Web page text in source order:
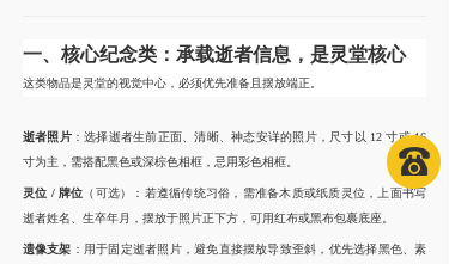
一、核心纪念类：承载逝者信息，是灵堂核心
这类物品是灵堂的视觉中心，必须优先准备且摆放端正。
逝者照片：选择逝者生前正面、清晰、神态安详的照片，尺寸以 12 寸或 16
寸为主，需搭配黑色或深棕色相框，忌用彩色相框。
灵位 / 牌位 （可选）：若遵循传统习俗，需准备木质或纸质灵位，上面书写
逝者姓名、生卒年月，摆放于照片正下方，可用红布或黑布包裹底座。
遗像支架 ：用于固定逝者照片，避免直接摆放导致歪斜，优先选择黑色、素